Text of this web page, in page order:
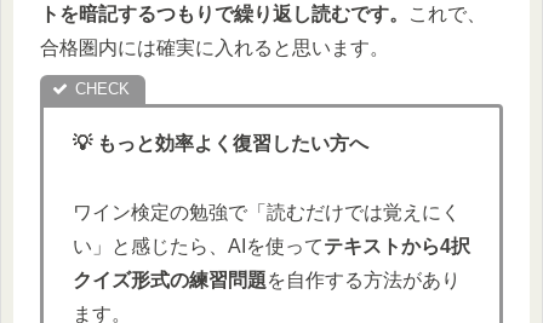
トを暗記するつもりで繰り返し読むです。
これで、
合格圏内には確実に入れると思います。
💡 もっと効率よく復習したい方へ
ワイン検定の勉強で「読むだけでは覚えにく
い」と感じたら、AIを使ってテキストから4択
クイズ形式の練習問題を自作する方法があり
ます。